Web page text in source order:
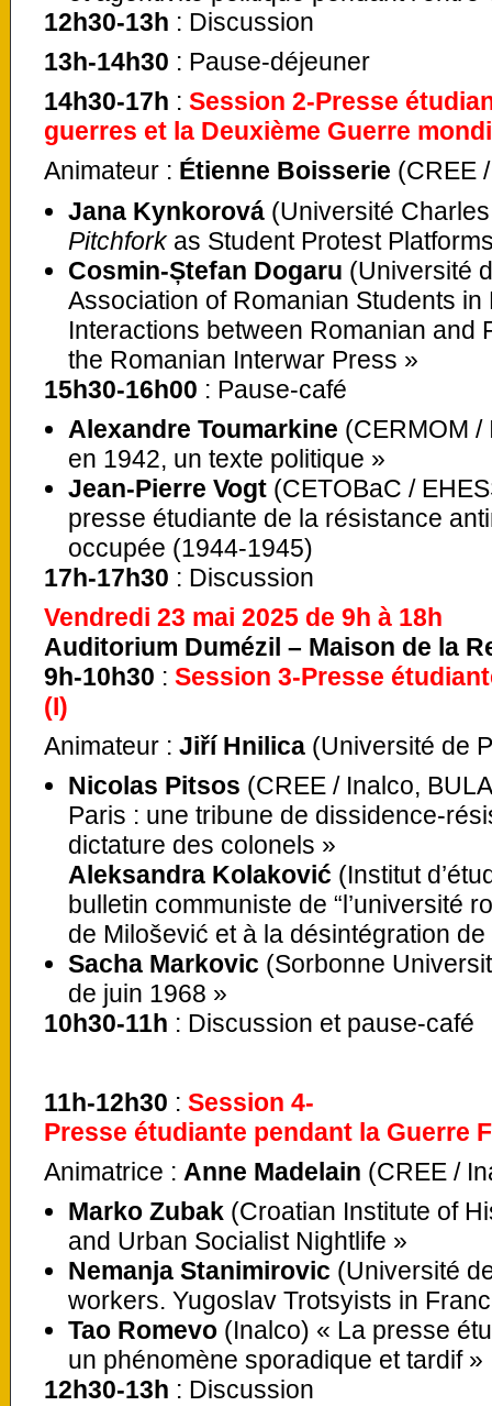
12h30-13h : Discussion
13h-14h30 : Pause-déjeuner
14h30-17h : Session 2-Presse
guerres et la Deuxième Guerre
Animateur : Étienne Boisserie (CREE
Jana Kynkorová (Université
Pitchfork as Student Protest
Cosmin-Ștefan Dogaru (Université
Association of Romanian Students
Interactions between Romanian and
the Romanian Interwar Press »
15h30-16h00 : Pause-café
Alexandre Toumarkine (CERMOM /
en 1942, un texte politique »
Jean-Pierre Vogt (CETOBaC /
presse étudiante de la résistance
occupée (1944-1945)
17h-17h30 : Discussion
Vendredi 23 mai 2025 de 9h à 18h
Auditorium Dumézil – Maison de la
9h-10h30 : Session 3-Presse
(I)
Animateur : Jiří Hnilica (Université de
Nicolas Pitsos (CREE / Inalco,
Paris : une tribune de dissidence-
dictature des colonels »
Aleksandra Kolaković (Institut
bulletin communiste de “l’université
de Milošević et à la désintégration
Sacha Markovic (Sorbonne
de juin 1968 »
10h30-11h : Discussion et pause-café
11h-12h30 : Session 4-
Presse étudiante pendant la Guerre
Animatrice : Anne Madelain (CREE /
Marko Zubak (Croatian Institute of
and Urban Socialist Nightlife »
Nemanja Stanimirovic (Université
workers. Yugoslav Trotsyists in
Tao Romevo (Inalco) « La presse
un phénomène sporadique et tardif »
12h30-13h : Discussion